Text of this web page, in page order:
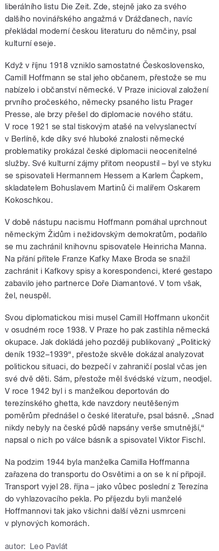
liberálního listu Die Zeit. Zde, stejně jako za svého
dalšího novinářského angažmá v Drážďanech, navíc
překládal moderní českou literaturu do němčiny, psal
kulturní eseje.
Když v říjnu 1918 vzniklo samostatné Československo,
Camill Hoffmann se stal jeho občanem, přestože se mu
nabízelo i občanství německé. V Praze inicioval založení
prvního pročeského, německy psaného listu Prager
Presse, ale brzy přešel do diplomacie nového státu.
V roce 1921 se stal tiskovým atašé na velvyslanectví
v Berlíně, kde díky své hluboké znalosti německé
problematiky prokázal české diplomacii neocenitelné
služby. Své kulturní zájmy přitom neopustil – byl ve styku
se spisovateli Hermannem Hessem a Karlem Čapkem,
skladatelem Bohuslavem Martinů či malířem Oskarem
Kokoschkou.
V době nástupu nacismu Hoffmann pomáhal uprchnout
německým Židům i nežidovským demokratům, podařilo
se mu zachránil knihovnu spisovatele Heinricha Manna.
Na přání přítele Franze Kafky Maxe Broda se snažil
zachránit i Kafkovy spisy a korespondenci, které gestapo
zabavilo jeho partnerce Doře Diamantové. V tom však,
žel, neuspěl.
Svou diplomatickou misi musel Camill Hoffmann ukončit
v osudném roce 1938. V Praze ho pak zastihla německá
okupace. Jak dokládá jeho později publikovaný „Politický
deník 1932–1939“, přestože skvěle dokázal analyzovat
politickou situaci, do bezpečí v zahraničí poslal včas jen
své dvě děti. Sám, přestože měl švédské vízum, neodjel.
V roce 1942 byl i s manželkou deportován do
terezínského ghetta, kde navzdory neutěšeným
poměrům přednášel o české literatuře, psal básně. „Snad
nikdy nebyly na české půdě napsány verše smutnější,“
napsal o nich po válce básník a spisovatel Viktor Fischl.
Na podzim 1944 byla manželka Camilla Hoffmanna
zařazena do transportu do Osvětimi a on se k ní připojil.
Transport vyjel 28. října – jako vůbec poslední z Terezína
do vyhlazovacího pekla. Po příjezdu byli manželé
Hoffmannovi tak jako všichni další vězni usmrceni
v plynových komorách.
autor: Leo Pavlát